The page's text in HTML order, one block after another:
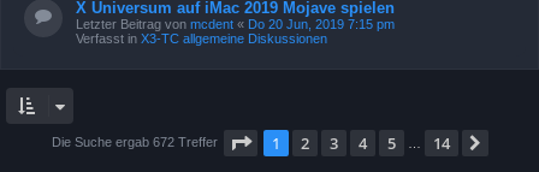
X Universum auf iMac 2019 Mojave spielen
Letzter Beitrag von mcdent « Do 20 Jun, 2019 7:15 pm
Verfasst in X3-TC allgemeine Diskussionen
Die Suche ergab 672 Treffer Seite 1von14
1 2 3 4 5 14